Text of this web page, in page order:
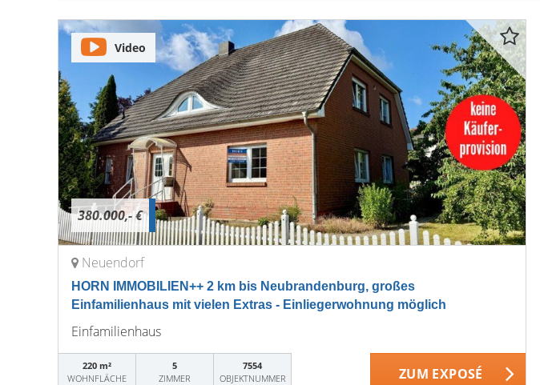
380.000,- €
Video
Neuendorf
HORN IMMOBILIEN++ 2 km bis Neubrandenburg, großes
Einfamilienhaus mit vielen Extras - Einliegerwohnung möglich
Einfamilienhaus
220 m²
WOHNFLÄCHE
5
ZIMMER
7554
OBJEKTNUMMER
ZUM EXPOSÉ